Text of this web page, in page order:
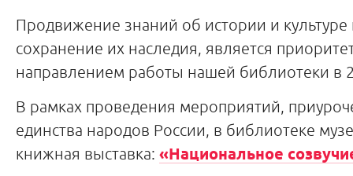
Продвижение знаний об истории и культуре
сохранение их наследия, является
направлением работы нашей библиотеки в
В рамках проведения мероприятий,
единства народов России, в библиотеке
книжная выставка: «Национальное